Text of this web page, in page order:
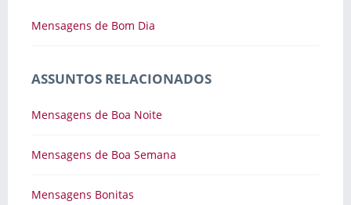
Mensagens de Bom Dia
ASSUNTOS RELACIONADOS
Mensagens de Boa Noite
Mensagens de Boa Semana
Mensagens Bonitas